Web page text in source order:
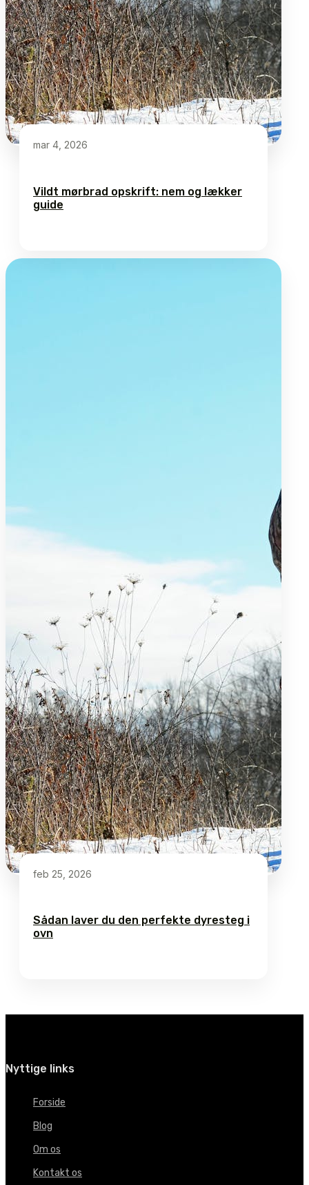
mar 4, 2026
Vildt mørbrad opskrift: nem og lækker
guide
feb 25, 2026
Sådan laver du den perfekte dyresteg i
ovn
Nyttige links
Forside
Blog
Om os
Kontakt os